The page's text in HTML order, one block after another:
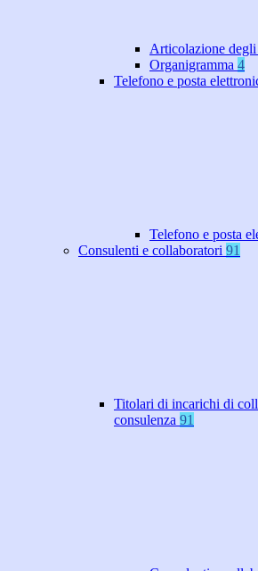
Articolazione
Organigramma 4
Telefono e posta
Telefono e posta
Consulenti e collaboratori 91
Titolari di incarichi di
consulenza 91